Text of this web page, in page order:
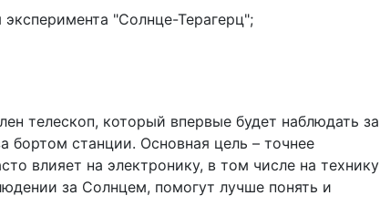
эксперимента "Солнце-Терагерц";
телескоп, который впервые будет наблюдать за
бортом станции. Основная цель – точнее
влияет на электронику, в том числе на технику
за Солнцем, помогут лучше понять и